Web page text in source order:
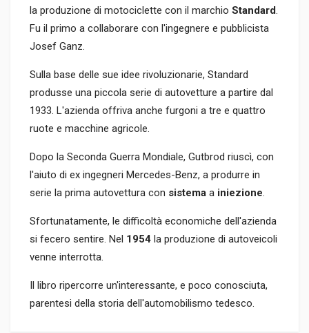
la produzione di motociclette con il marchio Standard.
Fu il primo a collaborare con l'ingegnere e pubblicista
Josef Ganz.
Sulla base delle sue idee rivoluzionarie, Standard
produsse una piccola serie di autovetture a partire dal
1933. L'azienda offriva anche furgoni a tre e quattro
ruote e macchine agricole.
Dopo la Seconda Guerra Mondiale, Gutbrod riuscì, con
l'aiuto di ex ingegneri Mercedes-Benz, a produrre in
serie la prima autovettura con sistema a iniezione.
Sfortunatamente, le difficoltà economiche dell'azienda
si fecero sentire. Nel 1954 la produzione di autoveicoli
venne interrotta.
Il libro ripercorre un'interessante, e poco conosciuta,
parentesi della storia dell'automobilismo tedesco.